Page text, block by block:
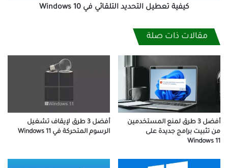
كيفية تعطيل التحديد التلقائي في Windows 10
مقالات ذات صلة
أفضل 3 طرق لمنع المستخدمين
من تثبيت برامج جديدة على
Windows 11
أفضل 3 طرق لإيقاف تشغيل
الرسوم المتحركة في Windows 11